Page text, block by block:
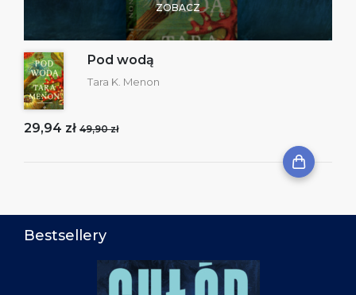
ZOBACZ
Pod wodą
Tara K. Menon
29,94 zł 49,90 zł
Bestsellery